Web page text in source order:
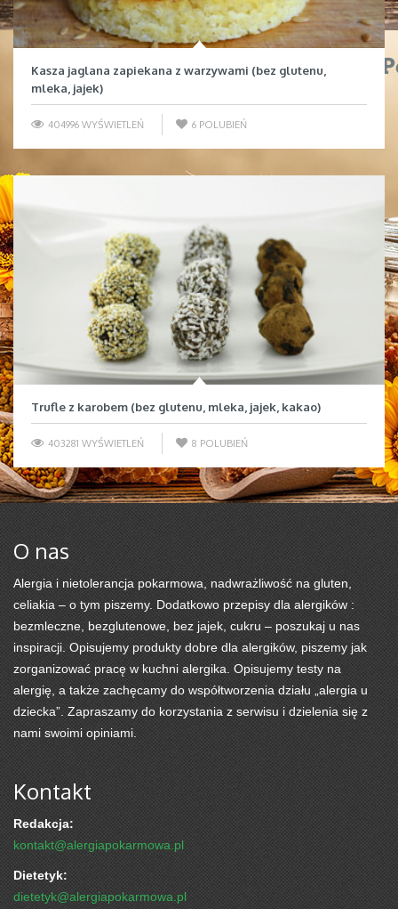
Kasza jaglana zapiekana z warzywami (bez glutenu,
mleka, jajek)
404996 WYŚWIETLEŃ 6 POLUBIEŃ
Trufle z karobem (bez glutenu, mleka, jajek, kakao)
403281 WYŚWIETLEŃ 8 POLUBIEŃ
O nas
Alergia i nietolerancja pokarmowa, nadwrażliwość na gluten,
celiakia – o tym piszemy. Dodatkowo przepisy dla alergików :
bezmleczne, bezglutenowe, bez jajek, cukru – poszukaj u nas
inspiracji. Opisujemy produkty dobre dla alergików, piszemy jak
zorganizować pracę w kuchni alergika. Opisujemy testy na
alergię, a także zachęcamy do współtworzenia działu „alergia u
dziecka”. Zapraszamy do korzystania z serwisu i dzielenia się z
nami swoimi opiniami.
Kontakt
Redakcja:
kontakt@alergiapokarmowa.pl
Dietetyk:
dietetyk@alergiapokarmowa.pl